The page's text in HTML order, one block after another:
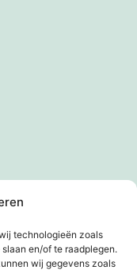
technologieën zoals
en/of te raadplegen.
wij gegevens zoals